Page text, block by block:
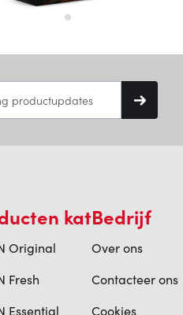
kat
Original
Fresh
Essential
Bedrijf
Over ons
Contacteer ons
Cookies